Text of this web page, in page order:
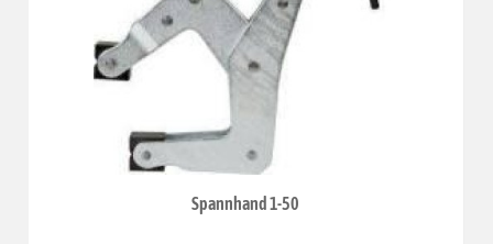
Spannhand 1-50